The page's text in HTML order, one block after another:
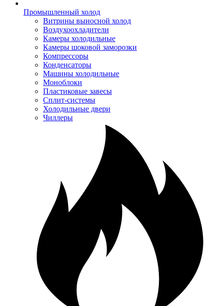
Промышленный холод
Витрины выносной холод
Воздухоохладители
Камеры холодильные
Камеры шоковой заморозки
Компрессоры
Конденсаторы
Машины холодильные
Моноблоки
Пластиковые завесы
Сплит-системы
Холодильные двери
Чиллеры